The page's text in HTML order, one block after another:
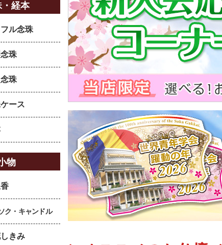
・経本
ル念珠
珠
珠
ース
物
ク・キャンドル
きみ